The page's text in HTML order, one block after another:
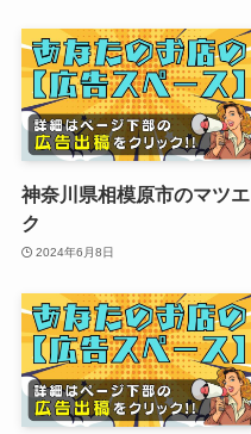
神奈川県相模原市のマツエ
ク
2024年6月8日